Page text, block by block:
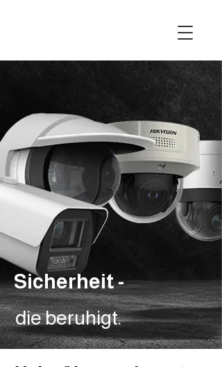
Sicherheit -
die beruhigt.